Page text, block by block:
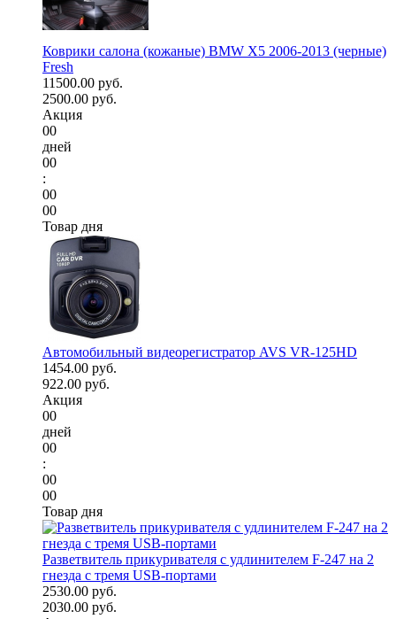
Коврики салона (кожаные) BMW X5 2006-2013 (черные)
Fresh
11500.00 руб.
2500.00 руб.
Акция
00
дней
00
:
00
00
Товар дня
Автомобильный видеорегистратор AVS VR-125HD
1454.00 руб.
922.00 руб.
Акция
00
дней
00
:
00
00
Товар дня
Разветвитель прикуривателя с удлинителем F-247 на 2
гнезда с тремя USB-портами
2530.00 руб.
2030.00 руб.